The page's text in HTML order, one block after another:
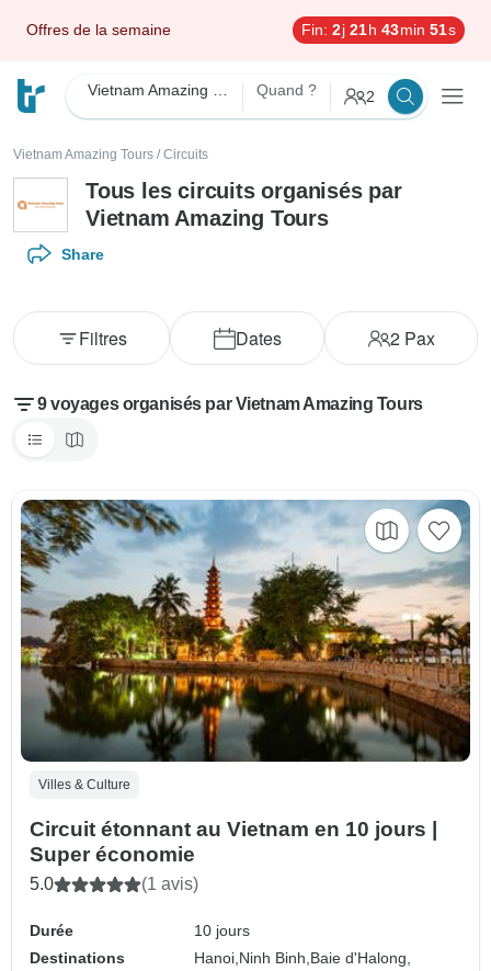
Offres de la semaine Fin: 2j 21h 43min 50s
Quand ? 2
Vietnam Amazing Tours / Circuits
Tous les circuits organisés par
Vietnam Amazing Tours
Share
Dates 2Pax
Filtres
9 voyages organisés par Vietnam Amazing Tours
Villes & Culture
Circuit étonnant au Vietnam en 10 jours |
Super économie
5.0 (1 avis)
Durée
10 jours
Destinations
Hanoi, Ninh Binh, Baie d'Halong,